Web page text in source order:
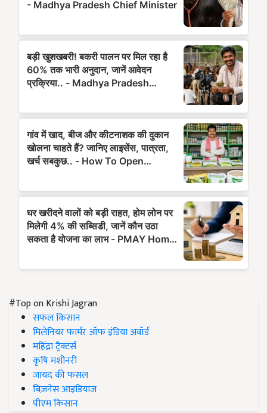
#Top on Krishi Jagran
सफल किसान
मिलेनियर फार्मर ऑफ इंडिया अवॉर्ड
महिंद्रा ट्रैक्टर्स
कृषि मशीनरी
जायद की फसल
बिज़नेस आइडियाज
पीएम किसान